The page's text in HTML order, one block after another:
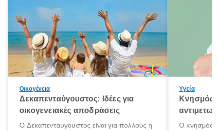
Οικογένεια
Δεκαπενταύγουστος: Ιδέες για
οικογενειακές αποδράσεις
Ο Δεκαπενταύγουστος είναι για πολλούς η
Υγεία
Κνησμός:
Ο κνησμός